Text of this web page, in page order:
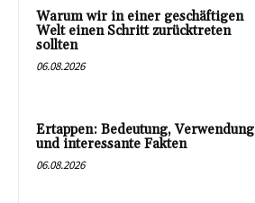
Warum wir in einer geschäftigen
Welt einen Schritt zurücktreten
sollten
06.08.2026
Ertappen: Bedeutung, Verwendung
und interessante Fakten
06.08.2026